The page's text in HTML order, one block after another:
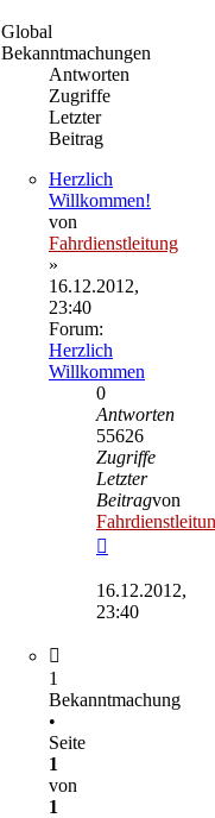
Global
Bekanntmachungen
Antworten
Zugriffe
Letzter
Beitrag
Herzlich
Willkommen!
von
Fahrdienstleitung
»
16.12.2012,
23:40
Forum:
Herzlich
Willkommen
0
Antworten
55626
Zugriffe
Letzter
Beitragvon
Beitrag
16.12.2012,
23:40
1
Bekanntmachung
•
Seite
1
von
1